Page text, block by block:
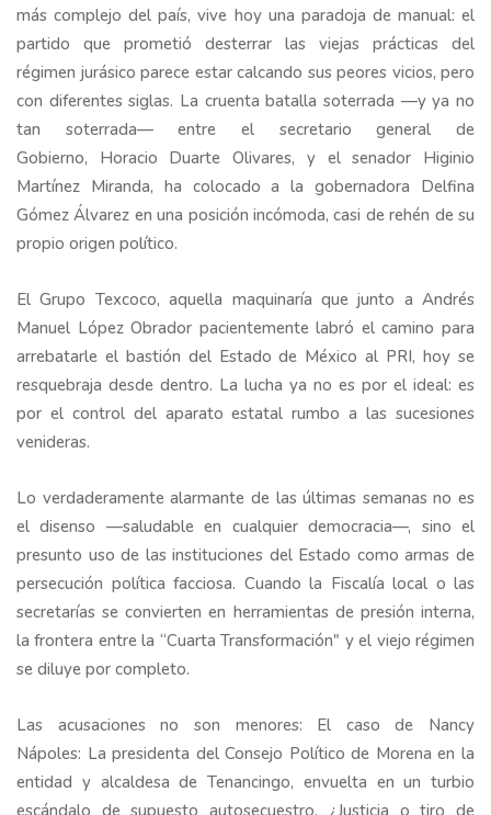
más complejo del país, vive hoy una paradoja de manual: el
partido que prometió desterrar las viejas prácticas del
régimen jurásico parece estar calcando sus peores vicios, pero
con diferentes siglas. La cruenta batalla soterrada —y ya no
tan soterrada— entre el secretario general de
Gobierno, Horacio Duarte Olivares, y el senador Higinio
Martínez Miranda, ha colocado a la gobernadora Delfina
Gómez Álvarez en una posición incómoda, casi de rehén de su
propio origen político.
El Grupo Texcoco, aquella maquinaría que junto a Andrés
Manuel López Obrador pacientemente labró el camino para
arrebatarle el bastión del Estado de México al PRI, hoy se
resquebraja desde dentro. La lucha ya no es por el ideal: es
por el control del aparato estatal rumbo a las sucesiones
venideras.
Lo verdaderamente alarmante de las últimas semanas no es
el disenso —saludable en cualquier democracia—, sino el
presunto uso de las instituciones del Estado como armas de
persecución política facciosa. Cuando la Fiscalía local o las
secretarías se convierten en herramientas de presión interna,
la frontera entre la “Cuarta Transformación" y el viejo régimen
se diluye por completo.
Las acusaciones no son menores: El caso de Nancy
Nápoles: La presidenta del Consejo Político de Morena en la
entidad y alcaldesa de Tenancingo, envuelta en un turbio